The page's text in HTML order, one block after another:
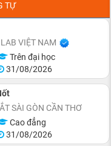
TỰ
VIỆT NAM
Trên đại học
31/08/2026
SÀI GÒN CẦN THƠ
Cao đẳng
31/08/2026